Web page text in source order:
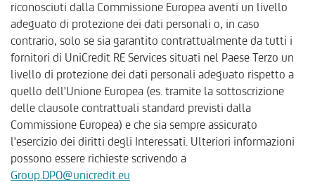
riconosciuti dalla Commissione Europea aventi un livello
adeguato di protezione dei dati personali o, in caso
contrario, solo se sia garantito contrattualmente da tutti i
fornitori di UniCredit RE Services situati nel Paese Terzo un
livello di protezione dei dati personali adeguato rispetto a
quello dell'Unione Europea (es. tramite la sottoscrizione
delle clausole contrattuali standard previsti dalla
Commissione Europea) e che sia sempre assicurato
l'esercizio dei diritti degli Interessati. Ulteriori informazioni
possono essere richieste scrivendo a
Group.DPO@unicredit.eu